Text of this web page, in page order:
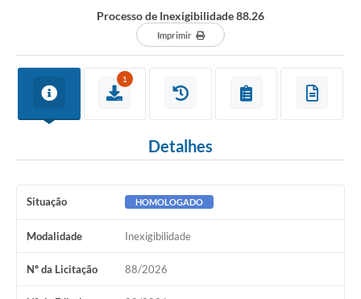
Processo de Inexigibilidade 88.26
Imprimir
1
Detalhes
Situação HOMOLOGADO
Modalidade Inexigibilidade
Nº da Licitação 88/2026